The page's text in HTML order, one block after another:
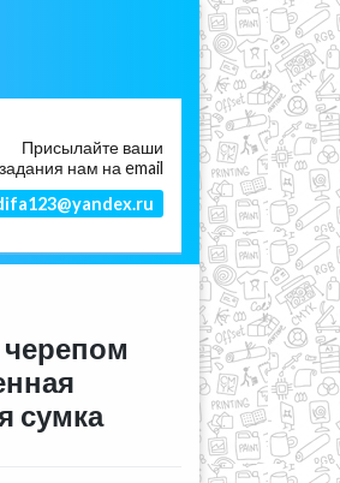
Присылайте ваши
задания нам на email
сумка